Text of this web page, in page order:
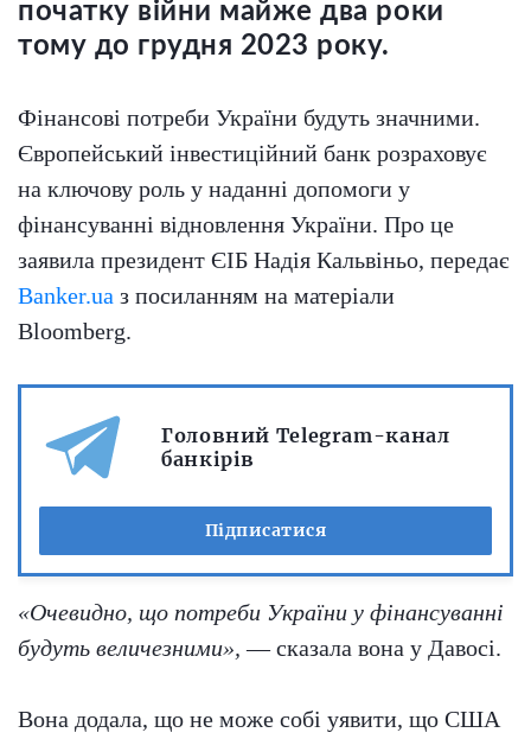
початку війни майже два роки
тому до грудня 2023 року.
Фінансові потреби України будуть значними.
Європейський інвестиційний банк розраховує
на ключову роль у наданні допомоги у
фінансуванні відновлення України. Про це
заявила президент ЄІБ Надія Кальвіньо, передає
Banker.ua з посиланням на матеріали
Bloomberg.
Головний Telegram-канал
банкірів
Підписатися
«Очевидно, що потреби України у фінансуванні
будуть величезними», — сказала вона у Давосі.
Вона додала, що не може собі уявити, що США